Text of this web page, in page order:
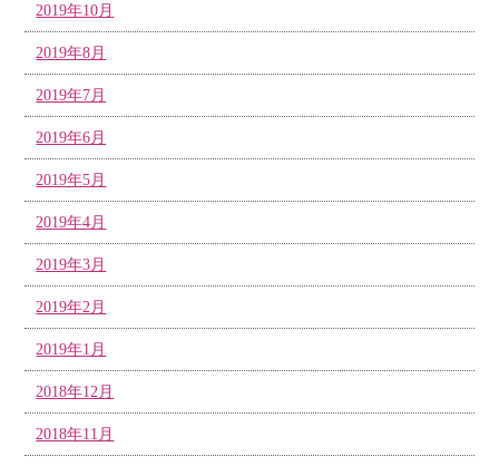
2019年10月
2019年8月
2019年7月
2019年6月
2019年5月
2019年4月
2019年3月
2019年2月
2019年1月
2018年12月
2018年11月